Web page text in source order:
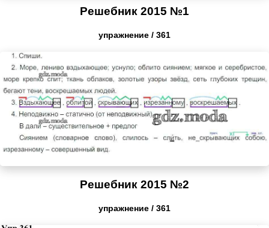
Решебник 2015 №1
упражнение / 361
Решебник 2015 №2
упражнение / 361